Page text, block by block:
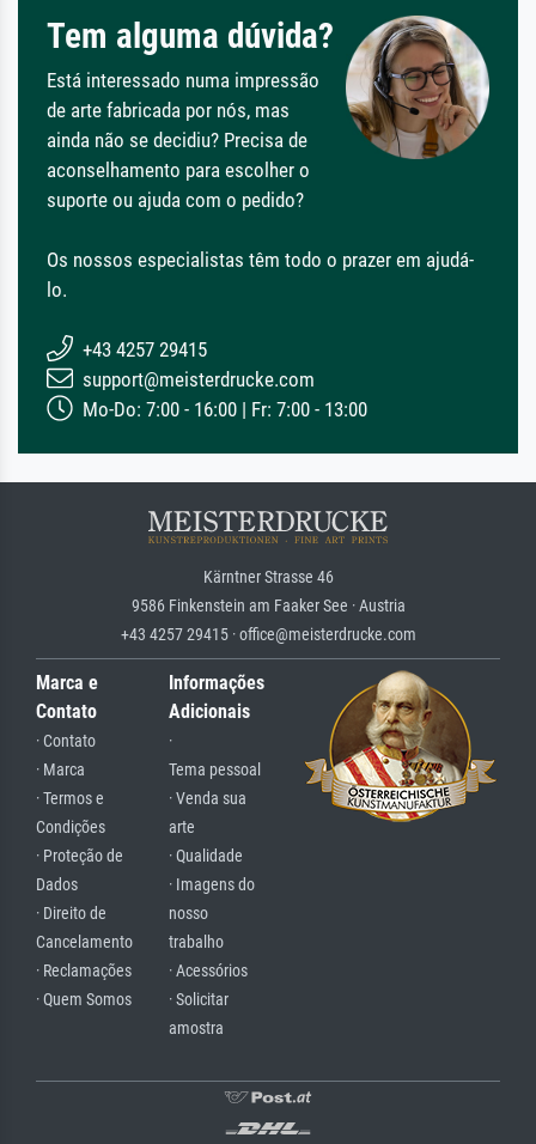
Tem alguma dúvida?
Está interessado numa impressão
de arte fabricada por nós, mas
ainda não se decidiu? Precisa de
aconselhamento para escolher o
suporte ou ajuda com o pedido?
Os nossos especialistas têm todo o prazer em ajudá-
lo.
+43 4257 29415
support@meisterdrucke.com
Mo-Do: 7:00 - 16:00 | Fr: 7:00 - 13:00
Kärntner Strasse 46
9586 Finkenstein am Faaker See · Austria
+43 4257 29415 · office@meisterdrucke.com
Marca e
Contato
· Contato
· Marca
· Termos e
Condições
· Proteção de
Dados
· Direito de
Cancelamento
· Reclamações
· Quem Somos
Informações
Adicionais
·
Tema pessoal
· Venda sua
arte
· Qualidade
· Imagens do
nosso
trabalho
· Acessórios
· Solicitar
amostra